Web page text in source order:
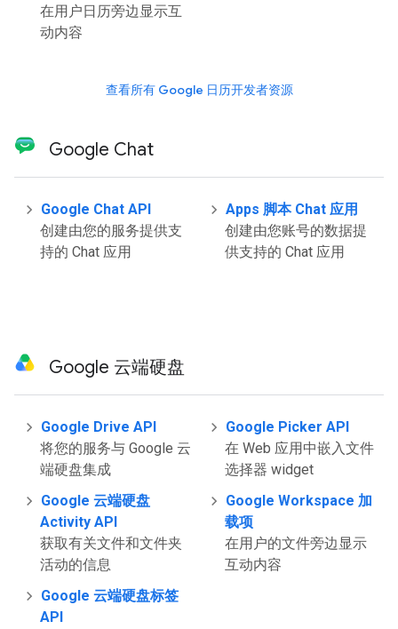
在用户日历旁边显示互
动内容
查看所有 Google 日历开发者资源
Google Chat
Google Chat API
创建由您的服务提供支
持的 Chat 应用
Apps 脚本 Chat 应用
创建由您账号的数据提
供支持的 Chat 应用
Google 云端硬盘
Google Drive API
将您的服务与 Google 云
端硬盘集成
Google 云端硬盘
Activity API
获取有关文件和文件夹
活动的信息
Google 云端硬盘标签
API
Google Picker API
在 Web 应用中嵌入文件
选择器 widget
Google Workspace 加
载项
在用户的文件旁边显示
互动内容